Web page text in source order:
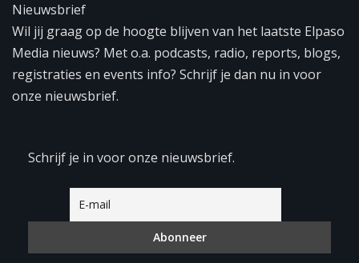
Nieuwsbrief
Wil jij graag op de hoogte blijven van het laatste Elpaso
Media nieuws? Met o.a. podcasts, radio, reports, blogs,
registraties en events info? Schrijf je dan nu in voor
onze nieuwsbrief.
Schrijf je in voor onze nieuwsbrief.